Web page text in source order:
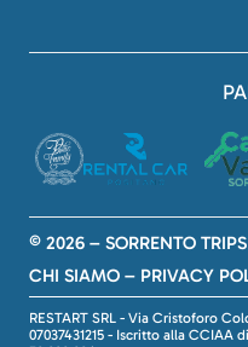
© 2026 – SORRENTO
CHI SIAMO – PRIVACY
RESTART SRL - Via Cristoforo
07037431215 - Iscritto alla CCIAA